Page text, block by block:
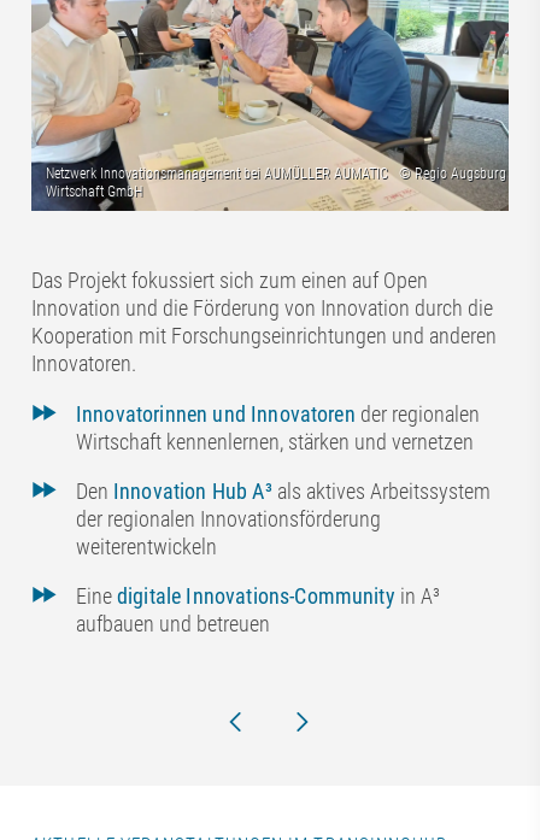
Das Projekt fokussiert sich zum einen auf Open
Innovation und die Förderung von Innovation durch die
Kooperation mit Forschungseinrichtungen und anderen
Innovatoren.
Innovatorinnen und Innovatoren der regionalen
Wirtschaft kennenlernen, stärken und vernetzen
Den Innovation Hub A³ als aktives Arbeitssystem
der regionalen Innovationsförderung
weiterentwickeln
Einedigitale Innovations-Community in A³
aufbauen und betreuen